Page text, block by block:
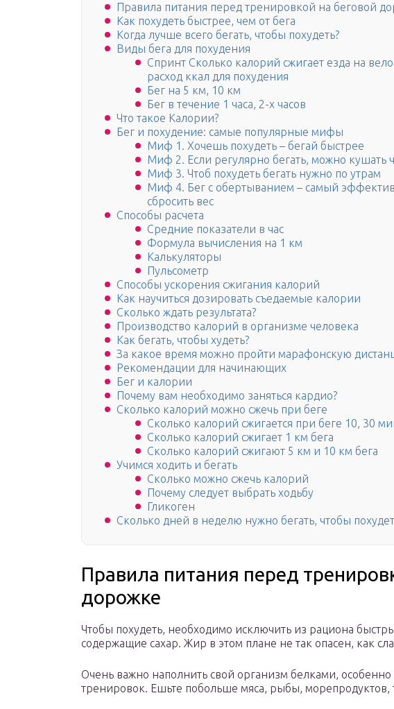
Правила питания перед тренировкой на беговой
Как похудеть быстрее, чем от бега
Когда лучше всего бегать, чтобы похудеть?
Виды бега для похудения
Спринт Сколько калорий сжигает езда на
расход ккал для похудения
Бег на 5 км, 10 км
Бег в течение 1 часа, 2-х часов
Что такое Калории?
Бег и похудение: самые популярные мифы
Миф 1. Хочешь похудеть – бегай быстрее
Миф 2. Если регулярно бегать, можно кушать
Миф 3. Чтоб похудеть бегать нужно по утрам
Миф 4. Бег с обертыванием – самый
сбросить вес
Способы расчета
Средние показатели в час
Формула вычисления на 1 км
Калькуляторы
Пульсометр
Способы ускорения сжигания калорий
Как научиться дозировать съедаемые калории
Сколько ждать результата?
Производство калорий в организме человека
Как бегать, чтобы худеть?
За какое время можно пройти марафонскую
Рекомендации для начинающих
Бег и калории
Почему вам необходимо заняться кардио?
Сколько калорий можно сжечь при беге
Сколько калорий сжигается при беге 10, 30
Сколько калорий сжигает 1 км бега
Сколько калорий сжигают 5 км и 10 км бега
Учимся ходить и бегать
Сколько можно сжечь калорий
Почему следует выбрать ходьбу
Гликоген
Сколько дней в неделю нужно бегать, чтобы
Правила питания перед
дорожке
Чтобы похудеть, необходимо исключить из рациона
содержащие сахар. Жир в этом плане не так опасен, как
Очень важно наполнить свой организм белками,
тренировок. Ешьте побольше мяса, рыбы, морепродуктов,